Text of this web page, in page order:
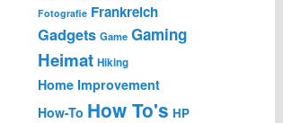
Fotografie Frankreich
Gadgets Game Gaming
Heimat Hiking
Home Improvement
How-To How To's HP